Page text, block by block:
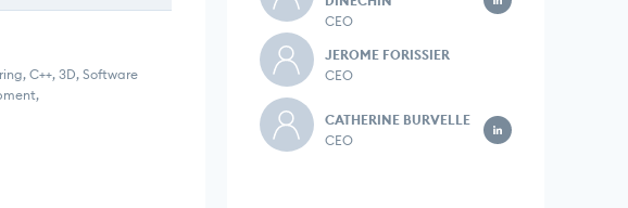
C++, 3D, Software
CEO
JEROME FORISSIER
CEO
CATHERINE BURVELLE
CEO